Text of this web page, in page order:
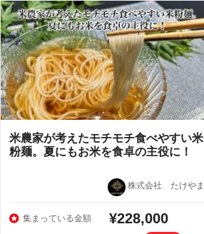
米農家が考えたモチモチ食べやすい米
粉麺。夏にもお米を食卓の主役に！
株式会社 たけやま
集まっている金額 ¥228,000